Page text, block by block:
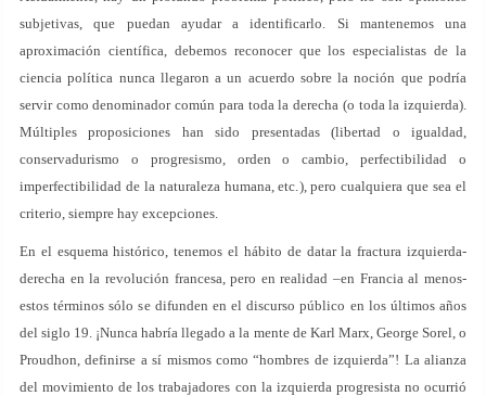
subjetivas, que puedan ayudar a identificarlo. Si mantenemos una
aproximación científica, debemos reconocer que los especialistas de la
ciencia política nunca llegaron a un acuerdo sobre la noción que podría
servir como denominador común para toda la derecha (o toda la izquierda).
Múltiples proposiciones han sido presentadas (libertad o igualdad,
conservadurismo o progresismo, orden o cambio, perfectibilidad o
imperfectibilidad de la naturaleza humana, etc.), pero cualquiera que sea el
criterio, siempre hay excepciones.
En el esquema histórico, tenemos el hábito de datar la fractura izquierda-
derecha en la revolución francesa, pero en realidad –en Francia al menos-
estos términos sólo se difunden en el discurso público en los últimos años
del siglo 19. ¡Nunca habría llegado a la mente de Karl Marx, George Sorel, o
Proudhon, definirse a sí mismos como “hombres de izquierda”! La alianza
del movimiento de los trabajadores con la izquierda progresista no ocurrió